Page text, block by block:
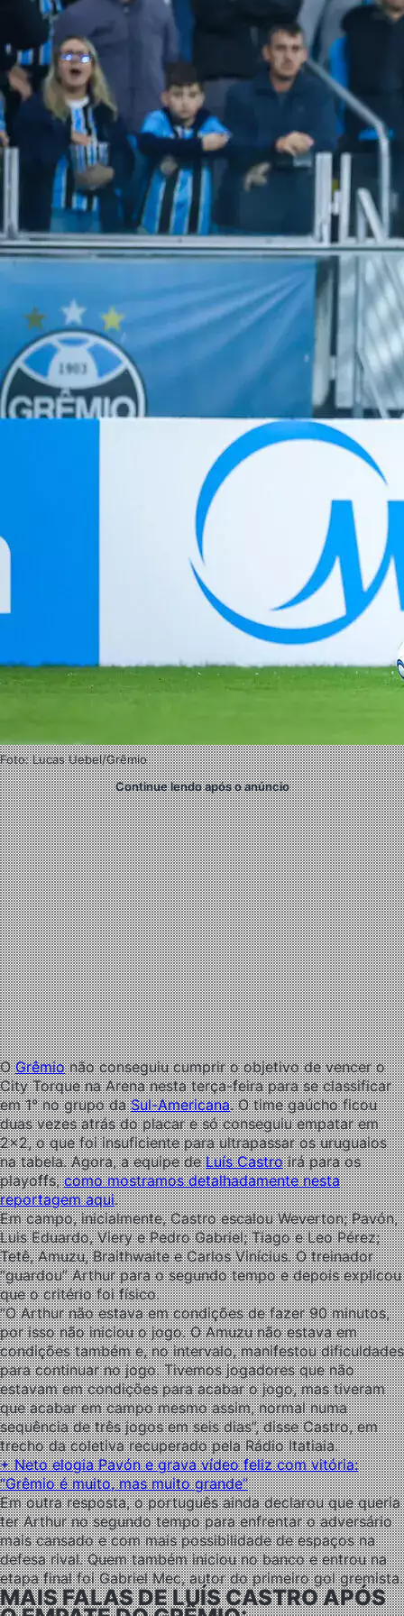
Foto: Lucas Uebel/Grêmio
Continue lendo após o anúncio
OGrêmionão conseguiu cumprir o objetivo de vencer o
City Torque na Arena nesta terça-feira para se classificar
em 1° no grupo daSul-Americana. O time gaúcho ficou
duas vezes atrás do placar e só conseguiu empatar em
2×2, o que foi insuficiente para ultrapassar os uruguaios
na tabela. Agora, a equipe deLuís Castroirá para os
playoffs,como mostramos detalhadamente nesta
reportagem aqui.
Em campo, inicialmente, Castro escalouWeverton; Pavón,
Luis Eduardo, Viery e Pedro Gabriel; Tiago e Leo Pérez;
Tetê, Amuzu, Braithwaite e Carlos Vinícius. O treinador
“guardou” Arthur para o segundo tempo e depois explicou
que o critério foi físico.
“O Arthur não estava em condições de fazer 90 minutos,
por isso não iniciou o jogo. O Amuzu não estava em
condições também e, no intervalo, manifestou dificuldades
para continuar no jogo. Tivemos jogadores que não
estavam em condições para acabar o jogo, mas tiveram
que acabar em campo mesmo assim, normal numa
sequência de três jogos em seis dias”, disse Castro, em
trecho da coletiva recuperado pela Rádio Itatiaia.
+ Neto elogia Pavón e grava vídeo feliz com vitória:
“Grêmio é muito, mas muito grande”
Em outra resposta, o português ainda declarou que queria
ter Arthur no segundo tempo para enfrentar o adversário
mais cansado e com mais possibilidade de espaços na
defesa rival. Quem também iniciou no banco e entrou na
etapa final foi Gabriel Mec, autor do primeiro gol gremista.
MAIS FALAS DE LUÍS CASTRO APÓS